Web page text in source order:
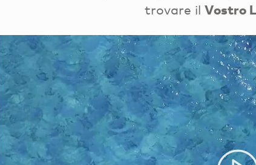
trovare il Vostro